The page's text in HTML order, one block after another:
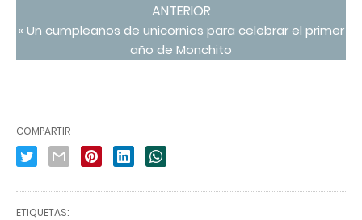
ANTERIOR
« Un cumpleaños de unicornios para celebrar el primer
año de Monchito
COMPARTIR
ETIQUETAS: